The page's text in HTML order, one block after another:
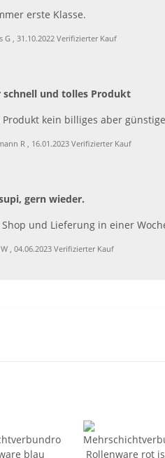
erste Klasse.
G 31.10.2022 Verifizierter Kauf
schnell und tolles Produkt
Produkt kein billiges aber
R 16.01.2023 Verifizierter Kauf
gern wieder.
Shop und Lieferung in einer
04.06.2023 Verifizierter Kauf